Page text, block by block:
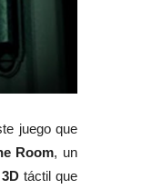
juego que
Room, un
3D táctil que